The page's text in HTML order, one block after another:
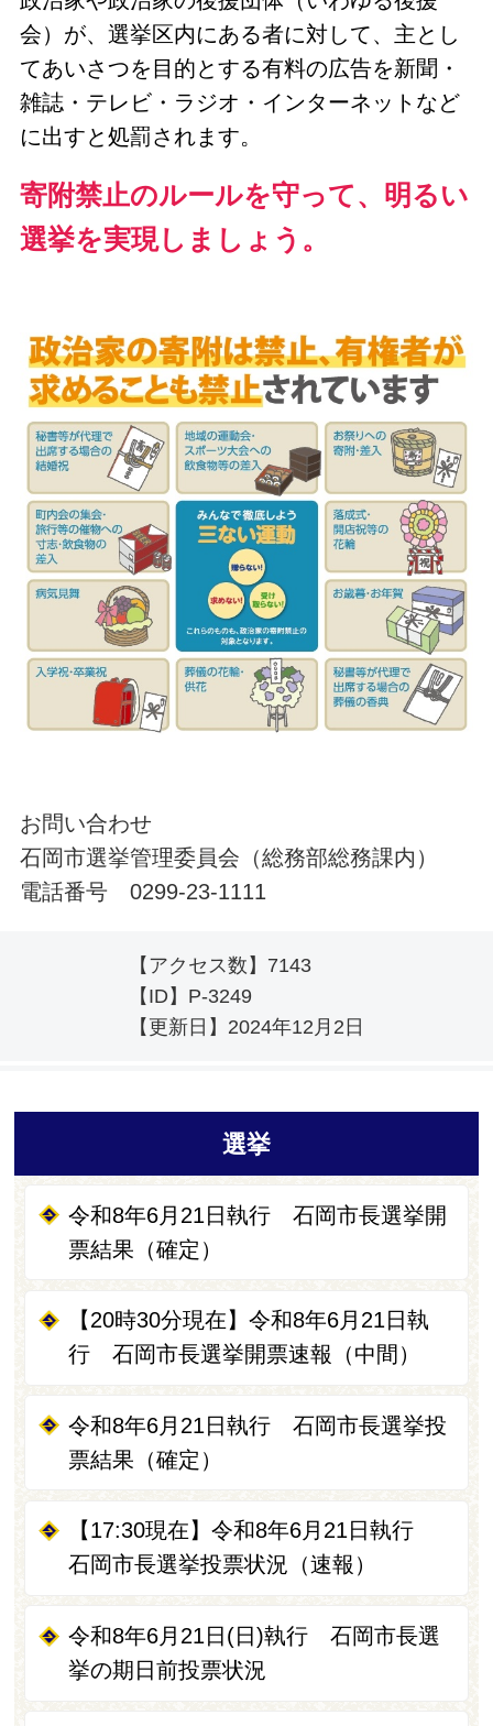
会）が、選挙区内にある者に対して、主とし
てあいさつを目的とする有料の広告を新聞・
雑誌・テレビ・ラジオ・インターネットなど
に出すと処罰されます。
寄附禁止のルールを守って、明るい
選挙を実現しましょう。
お問い合わせ
石岡市選挙管理委員会（総務部総務課内）
電話番号 0299-23-1111
【アクセス数】 7143
【ID】 P-3249
【更新日】 2024年12月2日
選挙
令和8年6月21日執行 石岡市長選挙開
票結果（確定）
【20時30分現在】令和8年6月21日執
行 石岡市長選挙開票速報（中間）
令和8年6月21日執行 石岡市長選挙投
票結果（確定）
【17:30現在】令和8年6月21日執行
石岡市長選挙投票状況（速報）
令和8年6月21日(日)執行 石岡市長選
挙の期日前投票状況